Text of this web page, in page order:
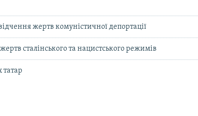
жертв комуністичної депортації
сталінського та нацистського режимів